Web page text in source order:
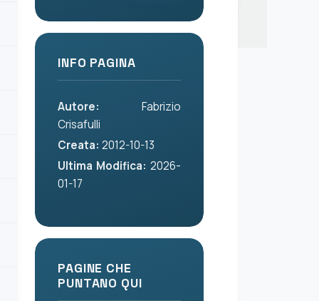
INFO PAGINA
Autore: Fabrizio
Crisafulli
Creata: 2012-10-13
Ultima Modifica: 2026-
01-17
PAGINE CHE
PUNTANO QUI